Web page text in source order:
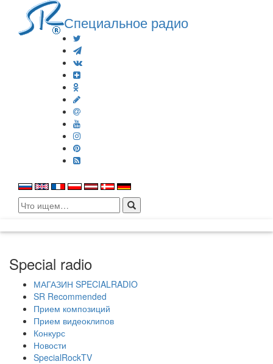
Специальное радио
Search
for:
Special radio
МАГАЗИН SPECIALRADIO
SR Recommended
Прием композиций
Прием видеоклипов
Конкурс
Новости
SpecialRockTV